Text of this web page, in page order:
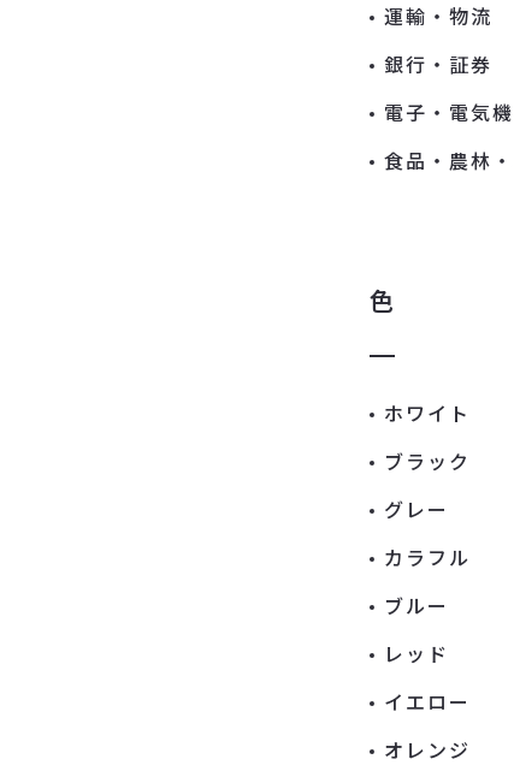
運輸・物流
銀行・証券
電子・電気
食品・農林
色
ホワイト
ブラック
グレー
カラフル
ブルー
レッド
イエロー
オレンジ